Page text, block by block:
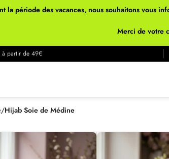
la période des vacances, nous souhaitons vous
Merci de votre
à partir de 49€
/Hijab Soie de Médine